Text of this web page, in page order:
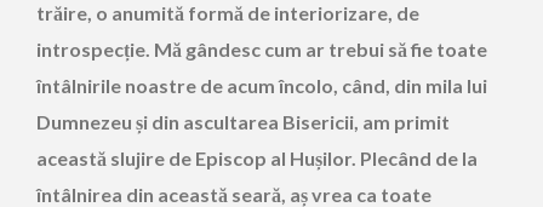
trăire, o anumită formă de interiorizare, de
introspecție. Mă gândesc cum ar trebui să fie toate
întâlnirile noastre de acum încolo, când, din mila lui
Dumnezeu și din ascultarea Bisericii, am primit
această slujire de Episcop al Hușilor. Plecând de la
întâlnirea din această seară, aș vrea ca toate